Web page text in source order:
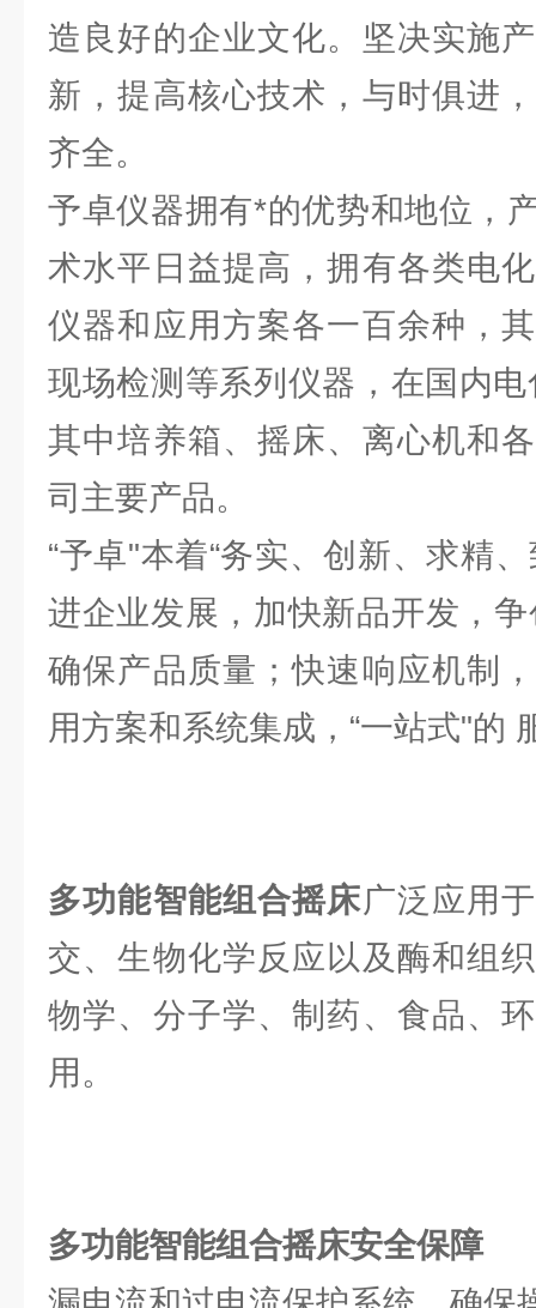
造良好的企业文化。坚决实施
新，提高核心技术，与时俱进
齐全。
予卓仪器拥有*的优势和地位，
术水平日益提高，拥有各类电
仪器和应用方案各一百余种，
现场检测等系列仪器，在国内
其中培养箱、摇床、离心机和
司主要产品。
“予卓"本着“务实、创新、求精
进企业发展，加快新品开发，
确保产品质量；快速响应机制
用方案和系统集成，“一站式"的
多功能智能组合摇床广泛应用
交、生物化学反应以及酶和组
物学、分子学、制药、食品、
用。
多功能智能组合摇床安全保障